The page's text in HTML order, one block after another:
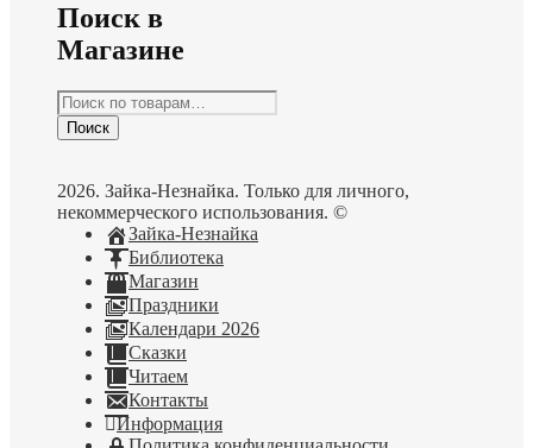
Поиск в
Магазине
Искать:
Поиск
2026. Зайка-Незнайка. Только для личного,
некоммерческого использования. ©
Зайка-Незнайка
Библиотека
Магазин
Праздники
Календари 2026
Сказки
Читаем
Контакты
Информация